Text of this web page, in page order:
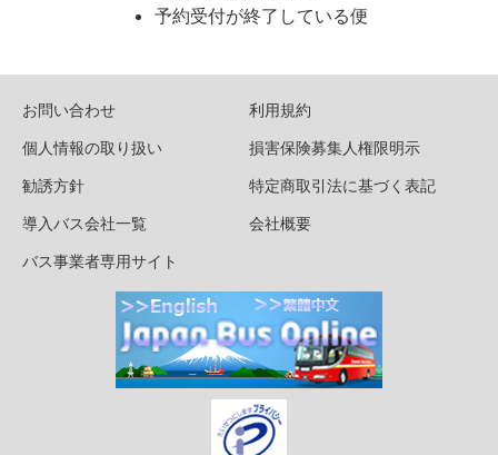
予約受付が終了している便
お問い合わせ
利用規約
個人情報の取り扱い
損害保険募集人権限明示
勧誘方針
特定商取引法に基づく表記
導入バス会社一覧
会社概要
バス事業者専用サイト